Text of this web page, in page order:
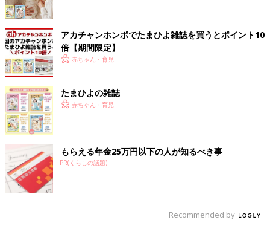
アカチャンホンポでたまひよ雑誌を買うとポイント10
倍【期間限定】
赤ちゃん・育児
たまひよの雑誌
赤ちゃん・育児
もらえる年金25万円以下の人が知るべき事
PR(くらしの話題)
Recommended by